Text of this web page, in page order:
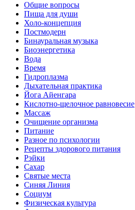
Общие вопросы
Пища для души
Холо-концепция
Постмодерн
Бинауральная музыка
Биоэнергетика
Вода
Время
Гидроплазма
Дыхательная практика
Йога Айенгара
Кислотно-щелочное равновесие
Массаж
Очищение организма
Питание
Разное по психологии
Рецепты здорового питания
Рэйки
Сахар
Святые места
Синяя Линия
Социум
Физическая культура